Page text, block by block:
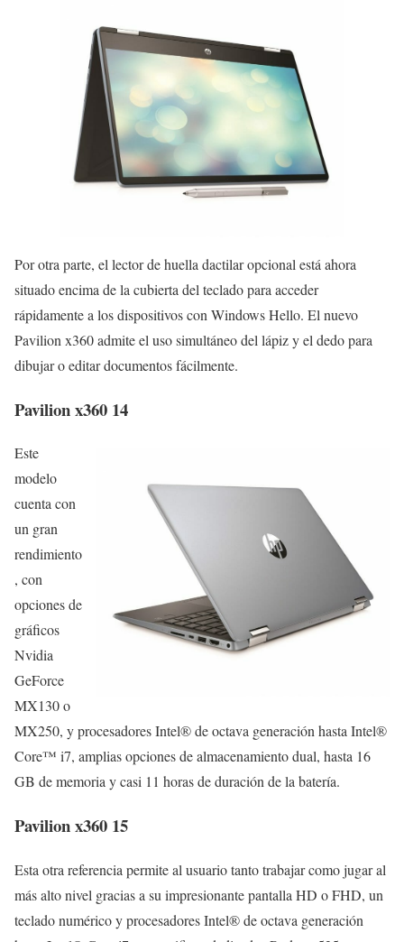
Por otra parte, el lector de huella dactilar opcional está ahora
situado encima de la cubierta del teclado para acceder
rápidamente a los dispositivos con Windows Hello. El nuevo
Pavilion x360 admite el uso simultáneo del lápiz y el dedo para
dibujar o editar documentos fácilmente.
Pavilion x360 14
Este
modelo
cuenta con
un gran
rendimiento
, con
opciones de
gráficos
Nvidia
GeForce
MX130 o
MX250, y procesadores Intel® de octava generación hasta Intel®
Core™ i7, amplias opciones de almacenamiento dual, hasta 16
GB de memoria y casi 11 horas de duración de la batería.
Pavilion x360 15
Esta otra referencia permite al usuario tanto trabajar como jugar al
más alto nivel gracias a su impresionante pantalla HD o FHD, un
teclado numérico y procesadores Intel® de octava generación